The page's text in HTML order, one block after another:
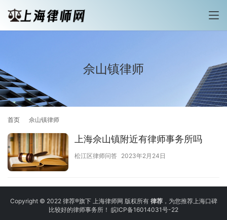
佘山镇律师
首页 佘山镇律师
上海佘山镇附近有律师事务所吗
松江区律师问答 2023年2月24日
Copyright © 2022 律荐®旗下 上海律师网 版权所有 律荐，为您推荐上海口碑
比较好的律师事务所！ 皖ICP备16014031号-22